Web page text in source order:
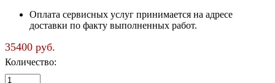
Оплата сервисных услуг принимается на адресе
доставки по факту выполненных работ.
35400 руб.
Количество: